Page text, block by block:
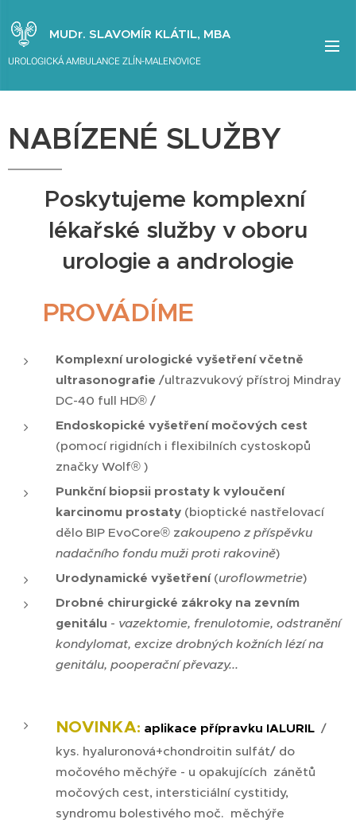
MUDr. SLAVOMÍR KLÁTIL, MBA
UROLOGICKÁ AMBULANCE ZLÍN-MALENOVICE
NABÍZENÉ SLUŽBY
Poskytujeme komplexní
lékařské služby v oboru
urologie a andrologie
PROVÁDÍME
Komplexní urologické vyšetření včetně
ultrasonografie /ultrazvukový přístroj Mindray
DC-40 full HD® /
Endoskopické vyšetření močových cest
(pomocí rigidních i flexibilních cystoskopů
značky Wolf® )
Punkční biopsii prostaty k vyloučení
karcinomu prostaty (bioptické nastřelovací
dělo BIP EvoCore® zakoupeno z příspěvku
nadačního fondu muži proti rakovině)
Urodynamické vyšetření(uroflowmetrie)
Drobné chirurgické zákroky na zevním
genitálu - vazektomie, frenulotomie, odstranění
kondylomat, excize drobných kožních lézí na
genitálu, pooperační převazy...
NOVINKA: aplikace přípravku IALURIL /
kys. hyaluronová+chondroitin sulfát/ do
močového měchýře - u opakujících zánětů
močových cest, intersticiální cystitidy,
syndromu bolestivého moč. měchýře